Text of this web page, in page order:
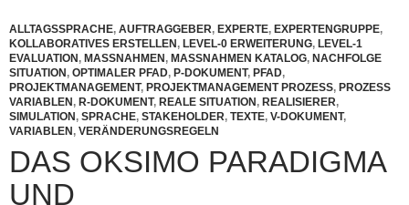
ALLTAGSSPRACHE, AUFTRAGGEBER, EXPERTE, EXPERTENGRUPPE,
KOLLABORATIVES ERSTELLEN, LEVEL-0 ERWEITERUNG, LEVEL-1
EVALUATION, MASSNAHMEN , MASSNAHMEN KATALOG , NACHFOLGE
SITUATION, OPTIMALER PFAD, P-DOKUMENT, PFAD,
PROJEKTMANAGEMENT, PROJEKTMANAGEMENT PROZESS, PROZESS
VARIABLEN, R-DOKUMENT, REALE SITUATION, REALISIERER,
SIMULATION, SPRACHE, STAKEHOLDER, TEXTE, V-DOKUMENT,
VARIABLEN, VERÄNDERUNGSREGELN
DAS OKSIMO PARADIGMA
UND